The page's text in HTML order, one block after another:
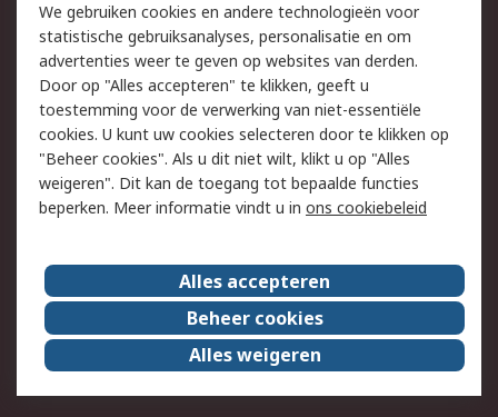
Track & Trace
Wettelijk
Cookiebeleid
Email veiligheid
Privacybeleid
Websitevoorwaarden
Algemene
verkoopvoorwaarden
Over RS
RS Group
Over ons
RS wereldwijd
Werken bij RS
ESG
We gebruiken cookies en andere technologieën voor
statistische gebruiksanalyses, personalisatie en om
advertenties weer te geven op websites van derden.
Door op "Alles accepteren" te klikken, geeft u
toestemming voor de verwerking van niet-essentiële
cookies. U kunt uw cookies selecteren door te klikken op
"Beheer cookies". Als u dit niet wilt, klikt u op "Alles
weigeren". Dit kan de toegang tot bepaalde functies
beperken. Meer informatie vindt u in ons cookiebeleid
Alles accepteren
Beheer cookies
Alles weigeren